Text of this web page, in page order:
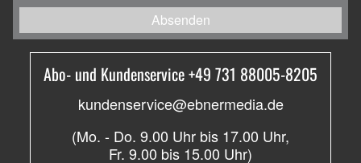
Absenden
Abo- und Kundenservice +49 731 88005-8205
kundenservice@ebnermedia.de
(Mo. - Do. 9.00 Uhr bis 17.00 Uhr,
Fr. 9.00 bis 15.00 Uhr)